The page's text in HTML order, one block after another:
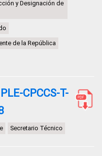
y Designación de
de la República
CPCCS-T-
Secretario Técnico